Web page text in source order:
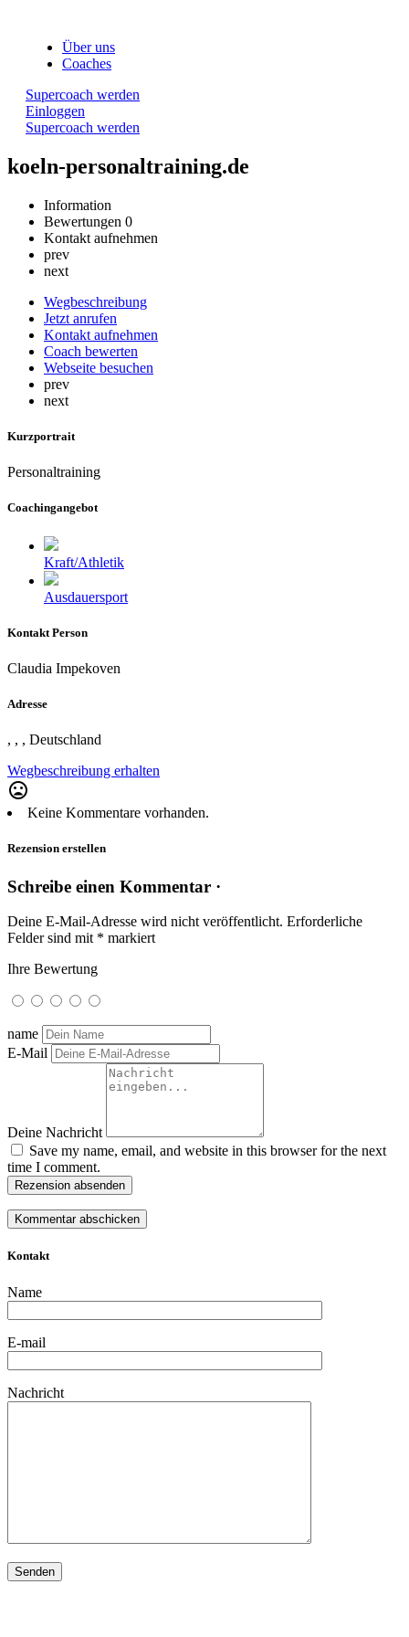
Über uns
Coaches
Supercoach werden
Einloggen
Supercoach werden
koeln-personaltraining.de
Information
Bewertungen 0
Kontakt aufnehmen
prev
next
Wegbeschreibung
Jetzt anrufen
Kontakt aufnehmen
Coach bewerten
Webseite besuchen
prev
next
Kurzportrait
Personaltraining
Coachingangebot
Kraft/Athletik
Ausdauersport
Kontakt Person
Claudia Impekoven
Adresse
, , , Deutschland
Wegbeschreibung erhalten
mood_bad
Keine Kommentare vorhanden.
Rezension erstellen
Schreibe einen Kommentar ·
Deine E-Mail-Adresse wird nicht veröffentlicht. Erforderliche
Felder sind mit * markiert
Ihre Bewertung
name
E-Mail
Deine Nachricht
Save my name, email, and website in this browser for the next
time I comment.
Rezension absenden
Kontakt
Name
E-mail
Nachricht